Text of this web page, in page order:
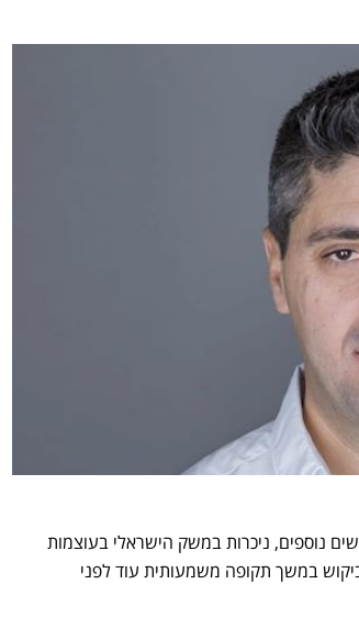
נוספים, ניכרות במשק הישראלי בעוצמות
במשך תקופה משמעותית עוד לפני